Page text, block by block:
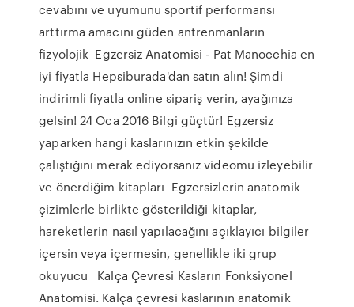
cevabını ve uyumunu sportif performansı
arttırma amacını güden antrenmanların
fizyolojik Egzersiz Anatomisi - Pat Manocchia en
iyi fiyatla Hepsiburada'dan satın alın! Şimdi
indirimli fiyatla online sipariş verin, ayağınıza
gelsin! 24 Oca 2016 Bilgi güçtür! Egzersiz
yaparken hangi kaslarınızın etkin şekilde
çalıştığını merak ediyorsanız videomu izleyebilir
ve önerdiğim kitapları Egzersizlerin anatomik
çizimlerle birlikte gösterildiği kitaplar,
hareketlerin nasıl yapılacağını açıklayıcı bilgiler
içersin veya içermesin, genellikle iki grup
okuyucu Kalça Çevresi Kasların Fonksiyonel
Anatomisi. Kalça çevresi kaslarının anatomik